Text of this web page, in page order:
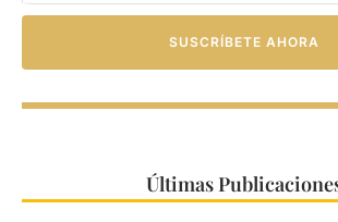
SUSCRÍBETE AHORA
Últimas